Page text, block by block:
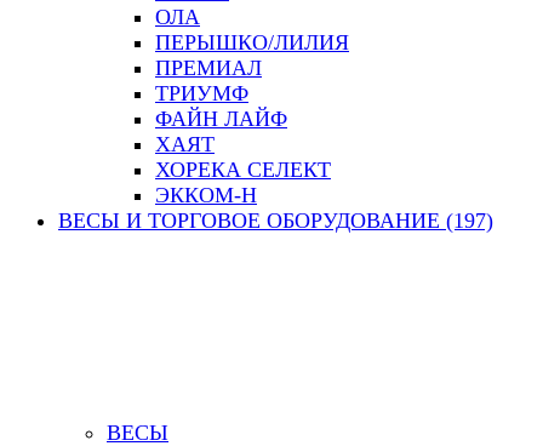
ОЛА
ПЕРЫШКО/ЛИЛИЯ
ПРЕМИАЛ
ТРИУМФ
ФАЙН ЛАЙФ
ХАЯТ
ХОРЕКА СЕЛЕКТ
ЭККОМ-Н
ВЕСЫ И ТОРГОВОЕ ОБОРУДОВАНИЕ (197)
ВЕСЫ